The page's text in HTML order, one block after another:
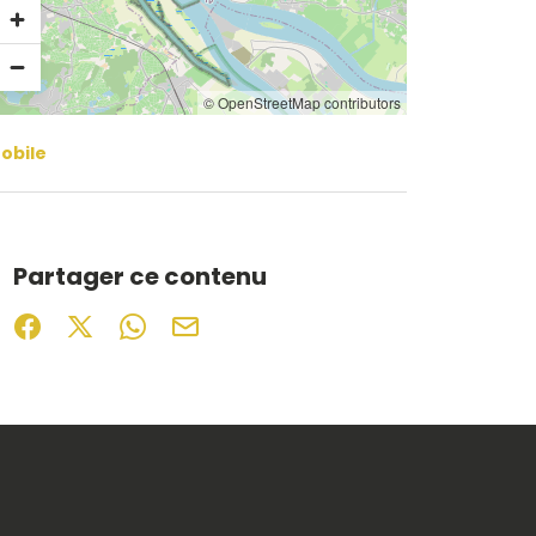
© OpenStreetMap contributors
Partager ce contenu
Partager sur Facebook (nouvelle fenêtre)
Partager sur X / Twitter (nouvelle fenêtre)
Partager sur WhatsApp
Partager par mail